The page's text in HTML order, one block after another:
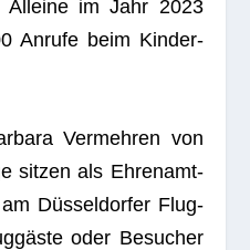
Alleine im Jahr 2023
Anrufe beim Kin­der-
Ver­meh­ren von
sit­zen als Ehren­amt­
Düs­sel­dor­fer Flug­
oder Besu­cher